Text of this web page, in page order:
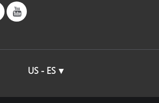
US - ES